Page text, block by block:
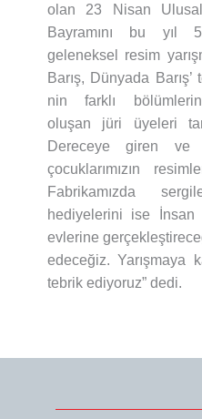
olan 23 Nisan
Bayramını bu yıl
geleneksel resim
Barış, Dünyada Barış’
nin farklı
oluşan jüri üyeleri
Dereceye giren ve
çocuklarımızın
Fabrikamızda
hediyelerini ise İnsan
evlerine
edeceğiz. Yarışmaya
tebrik ediyoruz” dedi.